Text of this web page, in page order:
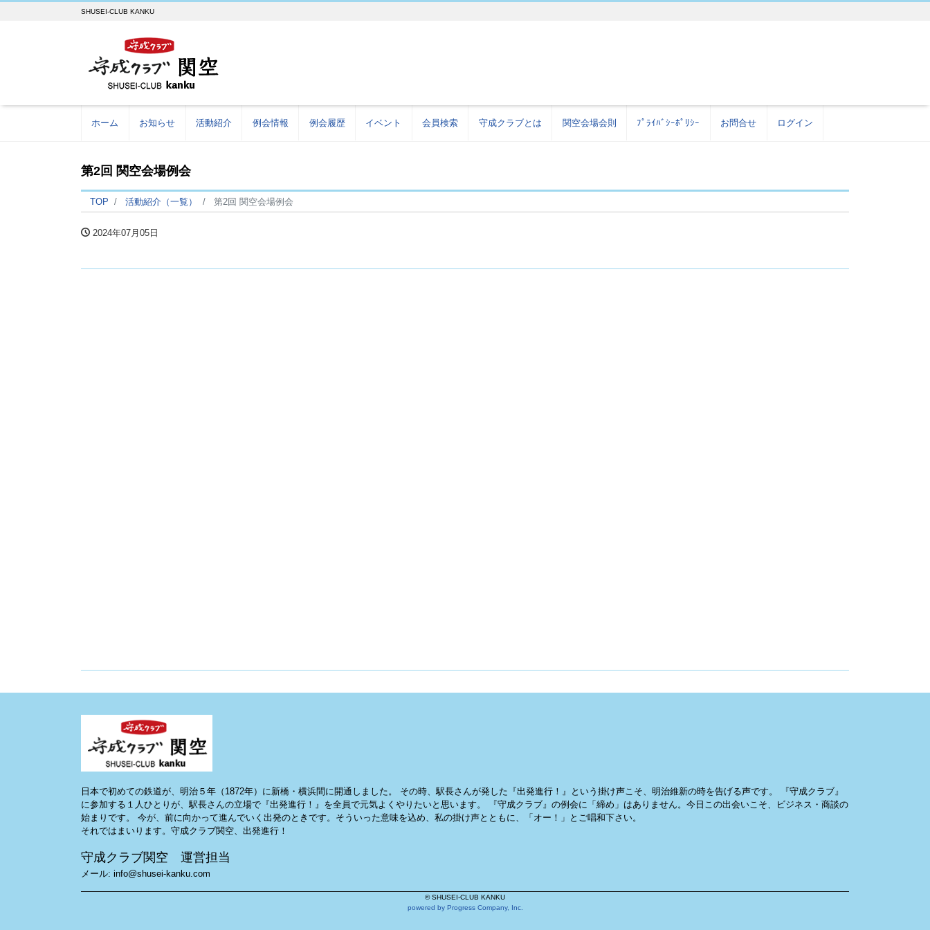
SHUSEI-CLUB KANKU
ホーム お知らせ 活動紹介 例会情報 例会履歴 イベント 会員検索 守成クラブとは 関空会場会則 ﾌﾟﾗｲﾊﾞｼｰﾎﾟﾘｼｰ お問合せ ログイン
第2回 関空会場例会
TOP 活動紹介（一覧） 第2回 関空会場例会
2024年07月05日
日本で初めての鉄道が、明治５年（1872年）に新橋・横浜間に開通しました。 その時、駅長さんが発した『出発進行！』という掛け声こそ、明治維新の時を告げる声です。 『守成クラブ』
に参加する１人ひとりが、駅長さんの立場で『出発進行！』を全員で元気よくやりたいと思います。 『守成クラブ』の例会に「締め」はありません。今日この出会いこそ、ビジネス・商談の
始まりです。 今が、前に向かって進んでいく出発のときです。そういった意味を込め、私の掛け声とともに、「オー！」とご唱和下さい。
それではまいります。守成クラブ関空、出発進行！
守成クラブ関空 運営担当
メール: info@shusei-kanku.com
© SHUSEI-CLUB KANKU
powered by Progress Company, Inc.